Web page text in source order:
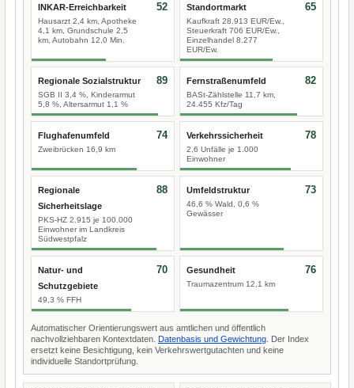
INKAR-Erreichbarkeit
Hausarzt 2,4 km, Apotheke
4,1 km, Grundschule 2,5
km, Autobahn 12,0 Min.
52 Standortmarkt
Kaufkraft 28.913 EUR/Ew.,
Steuerkraft 706 EUR/Ew.,
Einzelhandel 8.277
EUR/Ew.
65
Regionale Sozialstruktur
SGB II 3,4 %, Kinderarmut
5,8 %, Altersarmut 1,1 %
89 Fernstraßenumfeld
BASt-Zählstelle 11,7 km,
24.455 Kfz/Tag
82
Flughafenumfeld
Zweibrücken 16,9 km
74 Verkehrssicherheit
2,6 Unfälle je 1.000
Einwohner
78
Regionale
Sicherheitslage
PKS-HZ 2.915 je 100.000
Einwohner im Landkreis
Südwestpfalz
88 Umfeldstruktur
46,6 % Wald, 0,6 %
Gewässer
73
Natur- und
Schutzgebiete
49,3 % FFH
70 Gesundheit
Traumazentrum 12,1 km
76
Automatischer Orientierungswert aus amtlichen und öffentlich
nachvollziehbaren Kontextdaten. Datenbasis und Gewichtung . Der Index
ersetzt keine Besichtigung, kein Verkehrswertgutachten und keine
individuelle Standortprüfung.